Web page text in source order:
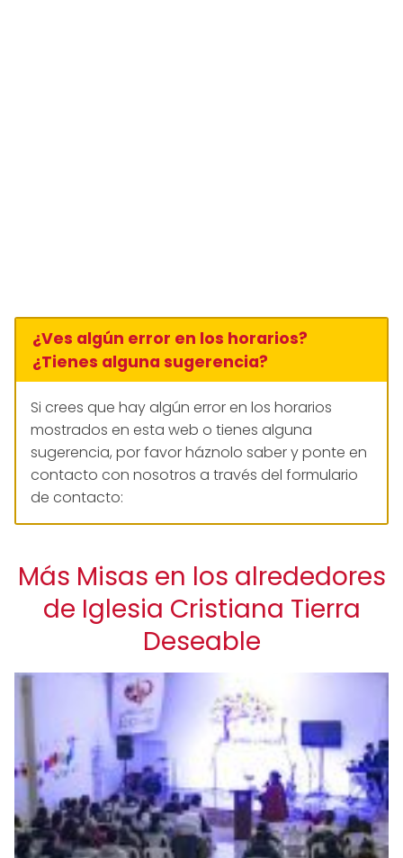
¿Ves algún error en los horarios?
¿Tienes alguna sugerencia?
Si crees que hay algún error en los horarios
mostrados en esta web o tienes alguna
sugerencia, por favor háznolo saber y ponte en
contacto con nosotros a través del formulario
de contacto:
Más Misas en los alrededores
de Iglesia Cristiana Tierra
Deseable